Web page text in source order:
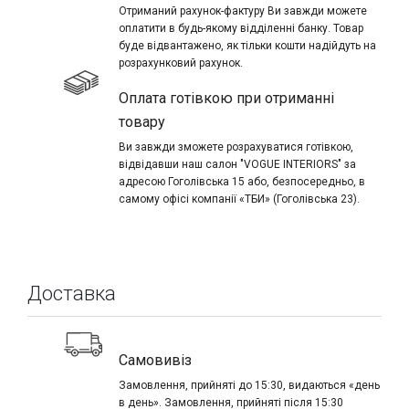
Отриманий рахунок-фактуру Ви завжди можете
оплатити в будь-якому відділенні банку. Товар
буде відвантажено, як тільки кошти надійдуть на
розрахунковий рахунок.
Оплата готівкою при отриманні
товару
Ви завжди зможете розрахуватися готівкою,
відвідавши наш салон "VOGUE INTERIORS" за
адресою Гоголівська 15 або, безпосередньо, в
самому офісі компанії «ТБИ» (Гоголівська 23).
Доставка
Самовивіз
Замовлення, прийняті до 15:30, видаються «день
в день». Замовлення, прийняті після 15:30